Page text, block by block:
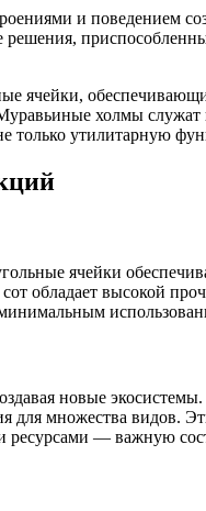
и поведением
холмы
утилитарную
ячейки
обладает высокой
новые
для множества
ресурсами — важную